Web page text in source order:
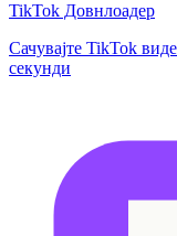
TikTok Довнлоадер
Сачувајте TikTok
секунди